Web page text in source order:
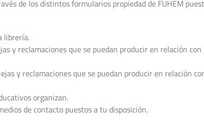
de los distintos formularios propiedad de FUHEM
librería.
y reclamaciones que se puedan producir en relación con
y reclamaciones que se puedan producir en relación
organizan.
de contacto puestos a tu disposición.